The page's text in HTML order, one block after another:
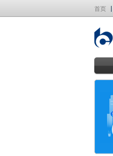
首页